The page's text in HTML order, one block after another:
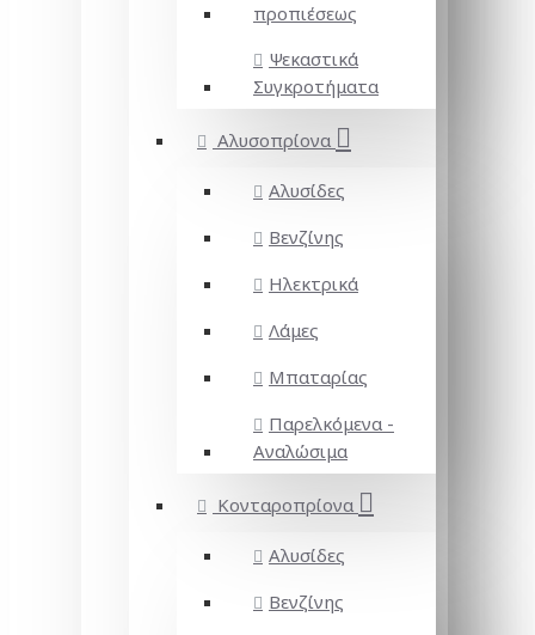
προπιέσεως
Ψεκαστικά
Συγκροτήματα
Αλυσοπρίονα
Αλυσίδες
Βενζίνης
Ηλεκτρικά
Λάμες
Μπαταρίας
Παρελκόμενα -
Αναλώσιμα
Κονταροπρίονα
Αλυσίδες
Βενζίνης